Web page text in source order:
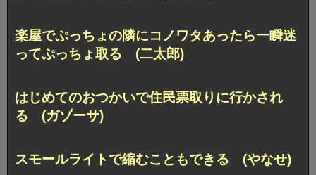
楽屋でぷっちょの隣にコノワタあったら一瞬迷
ってぷっちょ取る (二太郎)
はじめてのおつかいで住民票取りに行かされ
る (ガゾーサ)
スモールライトで縮むこともできる (やなせ)